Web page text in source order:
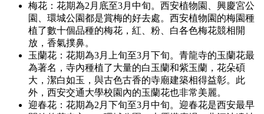
梅花：花期為2月底至3月中旬。西安植物園、興慶宮公
園、環城公園都是賞梅的好去處。西安植物園的梅園種
植了數十個品種的梅花，紅、粉、白各色梅花競相開
放，香氣撲鼻。
玉蘭花：花期為3月上旬至3月下旬。青龍寺的玉蘭花最
為著名，寺內種植了大量的白玉蘭和紫玉蘭，花朵碩
大，潔白如玉，與古色古香的寺廟建築相得益彰。此
外，西安交通大學校園內的玉蘭花也非常美麗。
迎春花：花期為2月下旬至3月中旬。迎春花是西安最早